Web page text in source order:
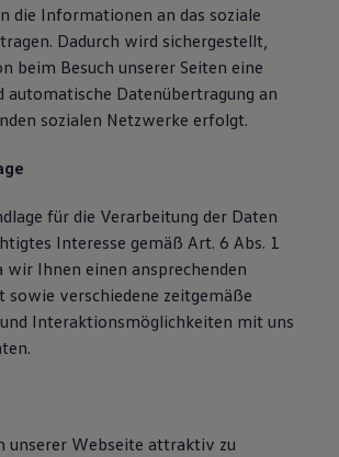
die Informationen an das soziale
Dadurch wird sichergestellt,
beim Besuch unserer Seiten eine
automatische Datenübertragung an
sozialen Netzwerke erfolgt.
für die Verarbeitung der Daten
Interesse gemäß Art. 6 Abs. 1
wir Ihnen einen ansprechenden
verschiedene zeitgemäße
Interaktionsmöglichkeiten mit uns
unserer Webseite attraktiv zu